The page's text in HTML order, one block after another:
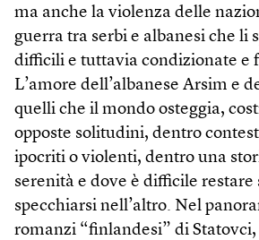
ma anche la violenza delle
guerra tra serbi e albanesi che li
difficili e tuttavia condizionate e
L’amore dell’albanese Arsim e
quelli che il mondo osteggia,
opposte solitudini, dentro
ipocriti o violenti, dentro una
serenità e dove è difficile restare
specchiarsi nell’altro. Nel
romanzi “finlandesi” di